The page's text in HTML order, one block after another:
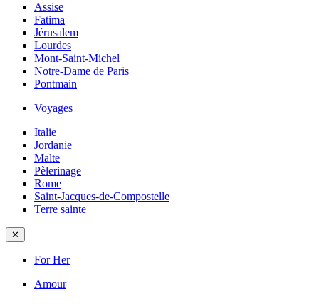
Assise
Fatima
Jérusalem
Lourdes
Mont-Saint-Michel
Notre-Dame de Paris
Pontmain
Voyages
Italie
Jordanie
Malte
Pèlerinage
Rome
Saint-Jacques-de-Compostelle
Terre sainte
✕
For Her
Amour